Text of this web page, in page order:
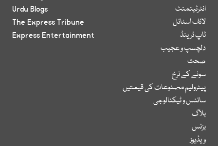
انٹرٹینمنٹ
لائف اسٹائل
ٹاپ ٹرینڈ
دلچسپ و عجیب
صحت
سونے کے نرخ
پیٹرولیم مصنوعات کی قیمتیں
سائنس و ٹیکنالوجی
بلاگ
بزنس
ویڈیوز
Urdu Blogs
The Express Tribune
Express Entertainment